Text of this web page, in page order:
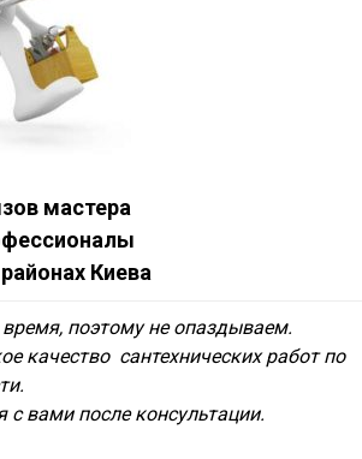
мастера
Киева
поэтому не опаздываем.
качество сантехнических работ по
с вами после консультации.